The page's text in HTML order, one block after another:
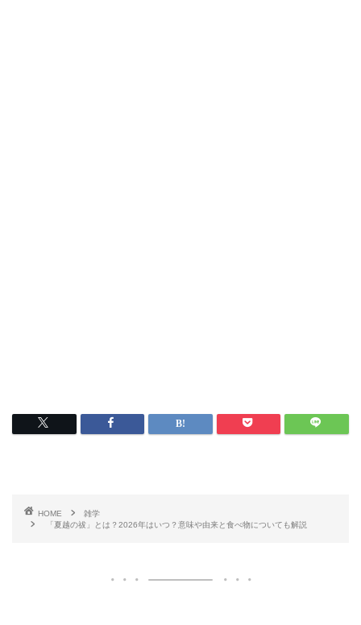
HOME
雑学
「夏越の祓」とは？2026年はいつ？意味や由来と食べ物についても解説